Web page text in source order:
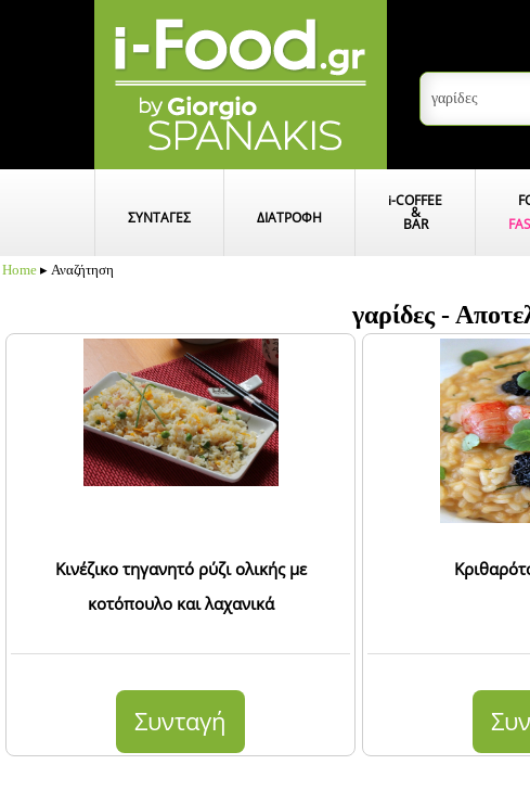
ΣΥΝΤΑΓΕΣ ΔΙΑΤΡΟΦΗ
i-COFFEE
&
BAR
Home ▸ Αναζήτηση
γαρίδες -
Κινέζικο τηγανητό ρύζι ολικής με
κοτόπουλο και λαχανικά
Συνταγή